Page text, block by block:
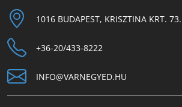
1016 BUDAPEST, KRISZTINA KRT. 73.
+36-20/433-8222
INFO@VARNEGYED.HU